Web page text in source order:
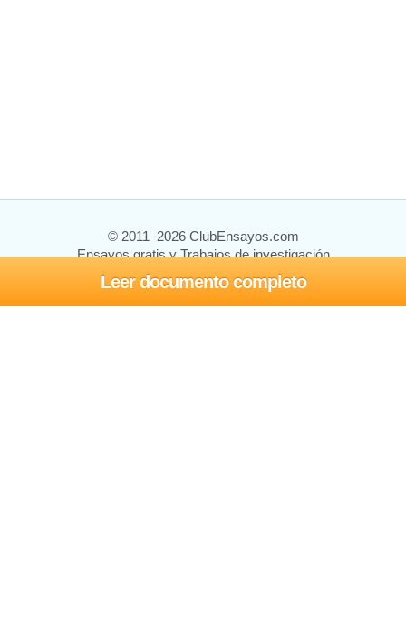
Leer documento completo
© 2011–2026 ClubEnsayos.com
Ensayos gratis y Trabajos de investigación